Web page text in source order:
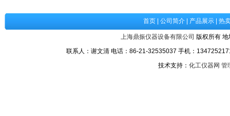
首页| 公司简介| 产品展示| 热
上海鼎振仪器设备有限公司 版权所有
联系人：谢文清 电话：86-21-32535037 手机：
技术支持： 化工仪器网 管